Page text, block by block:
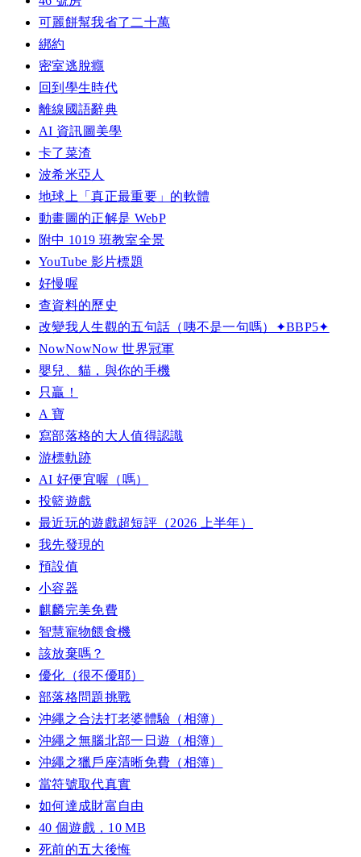
可麗餅幫我省了二十萬
綁約
密室逃脫癮
回到學生時代
離線國語辭典
AI 資訊圖美學
卡了菜渣
波希米亞人
地球上「真正最重要」的軟體
動畫圖的正解是 WebP
附中 1019 班教室全景
YouTube 影片標題
好慢喔
查資料的歷史
改變我人生觀的五句話（咦不是一句嗎）✦BBP5✦
NowNowNow 世界冠軍
嬰兒、貓，與你的手機
只贏！
A 寶
寫部落格的大人值得認識
游標軌跡
AI 好便宜喔（嗎）
投籃遊戲
最近玩的遊戲超短評（2026 上半年）
我先發現的
預設值
小容器
麒麟完美免費
智慧寵物餵食機
該放棄嗎？
優化（很不優耶）
部落格問題挑戰
沖繩之合法打老婆體驗（相簿）
沖繩之無腦北部一日遊（相簿）
沖繩之獵戶座清晰免費（相簿）
當符號取代真實
如何達成財富自由
40 個遊戲，10 MB
死前的五大後悔